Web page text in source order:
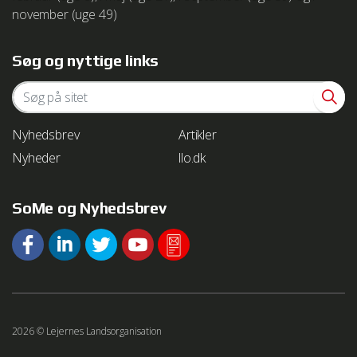
november (uge 49)
Søg og nyttige links
Nyhedsbrev
Artikler
Nyheder
llo.dk
SoMe og Nyhedsbrev
2026 © Lejernes Landsorganisation